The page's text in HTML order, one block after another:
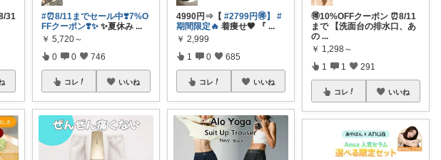
31
#⏰8/11までセール中❣️7%O
FFクーポン❣️✨ ✨夏休み ...
￥ 5,720～
0 0 746
コレ いいね
4990円⇒【#2799円🉐】
#
期間限定🔥 着痩せ🖤 『 ...
￥ 2,999
1 0 685
コレ いいね
🉐10%OFFクーポン ⏰8/11
まで 【洗面台の排水口、あ
の ...
￥ 1,298～
1 1 291
コレ いいね